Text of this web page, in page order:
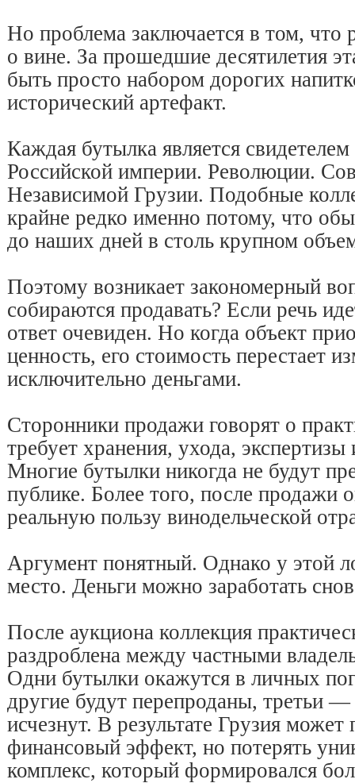
Но проблема заключается в том, что
о вине. За прошедшие десятилетия
быть просто набором дорогих
исторический артефакт.
Каждая бутылка является
Российской империи. Революции.
Независимой Грузии. Подобные
крайне редко именно потому, что
до наших дней в столь крупном
Поэтому возникает закономерный
собираются продавать? Если речь
ответ очевиден. Но когда объект
ценность, его стоимость перестает
исключительно деньгами.
Сторонники продажи говорят о
требует хранения, ухода,
Многие бутылки никогда не будут
публике. Более того, после продажи
реальную пользу винодельческой
Аргумент понятный. Однако у этой
место. Деньги можно заработать
После аукциона коллекция
раздроблена между частными
Одни бутылки окажутся в личных
другие будут перепроданы, третьи
исчезнут. В результате Грузия
финансовый эффект, но потерять
комплекс, который формировался